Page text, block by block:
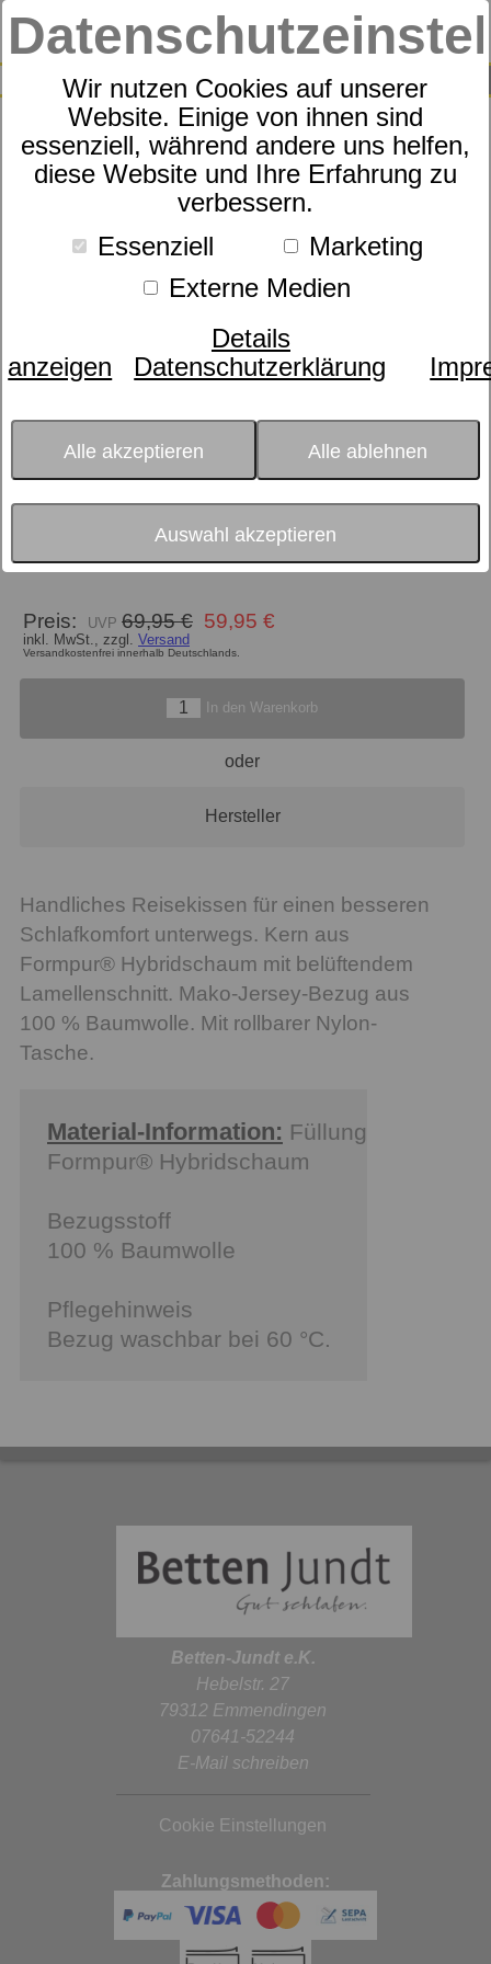
Wir nutzen Cookies auf unserer
Website. Einige von ihnen sind
essenziell, während andere uns helfen,
diese Website und Ihre Erfahrung zu
verbessern.
Essenziell
Marketing
Externe Medien
Details
anzeigen
Datenschutzerklärung
Alle akzeptieren Alle ablehnen
Auswahl akzeptieren
SUCHE
0
Sympathica Reisekissen
Preis: 69,95 € 59,95 €
inkl. MwSt., zzgl. Versand
Versandkostenfrei innerhalb Deutschlands.
In den Warenkorb
oder
Hersteller
Handliches Reisekissen für einen besseren
Schlafkomfort unterwegs. Kern aus
Formpur® Hybridschaum mit belüftendem
Lamellenschnitt. Mako-Jersey-Bezug aus
100 % Baumwolle. Mit rollbarer Nylon-
Tasche.
Material-Information: Füllung
Formpur® Hybridschaum
Bezugsstoff
100 % Baumwolle
Pflegehinweis
Bezug waschbar bei 60 °C.
Betten-Jundt e.K.
Hebelstr. 27
79312 Emmendingen
07641-52244
E-Mail schreiben
Cookie Einstellungen
Zahlungsmethoden: